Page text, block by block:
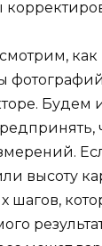
Будем
высоту
шагов,